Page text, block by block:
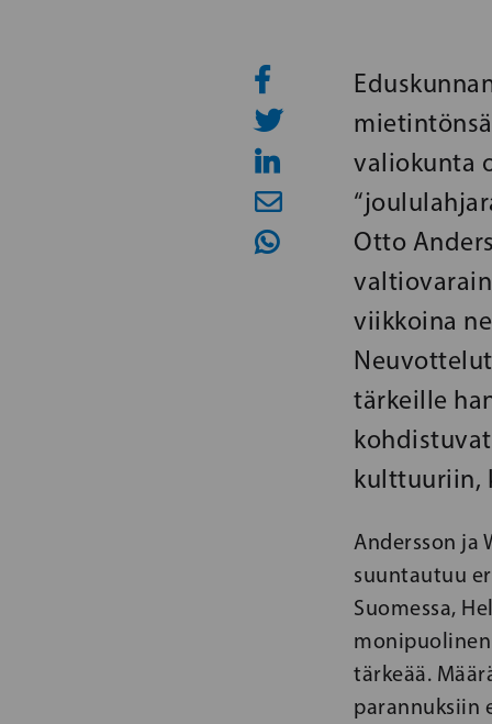
valiokunta
Otto
viikkoina
tärkeille
kulttuuriin,
Andersson ja
suuntautuu
Suomessa,
tärkeää.
parannuksiin